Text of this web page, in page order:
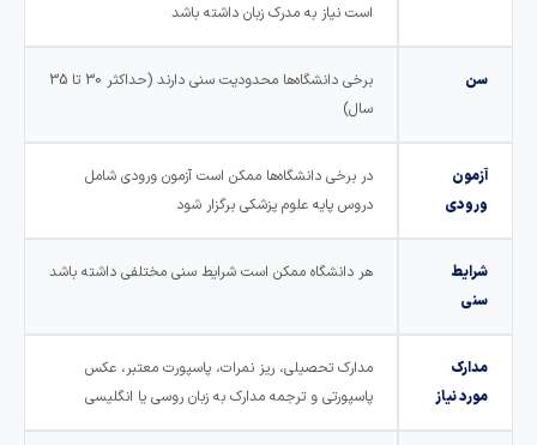
است نیاز به مدرک زبان داشته باشد
برخی دانشگاه‌ها محدودیت سنی دارند (حداکثر 30 تا 35
آزمون
ورودی
در برخی دانشگاه‌ها ممکن است آزمون ورودی شامل
دروس پایه علوم پزشکی برگزار شود
شرایط
هر دانشگاه ممکن است شرایط سنی مختلفی داشته باشد
مدارک
مورد نیاز
مدارک تحصیلی، ریز نمرات، پاسپورت معتبر، عکس
پاسپورتی و ترجمه مدارک به زبان روسی یا انگلیسی